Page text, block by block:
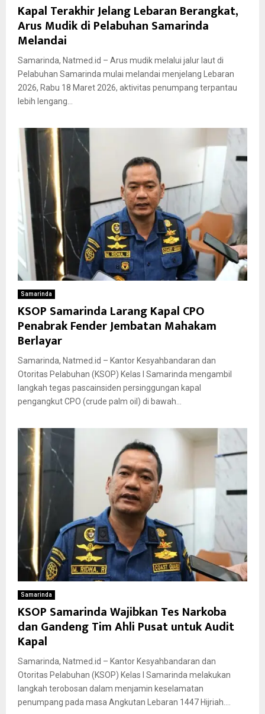
Kapal Terakhir Jelang Lebaran Berangkat,
Arus Mudik di Pelabuhan Samarinda
Melandai
Samarinda, Natmed.id – Arus mudik melalui jalur laut di
Pelabuhan Samarinda mulai melandai menjelang Lebaran
2026, Rabu 18 Maret 2026, aktivitas penumpang terpantau
lebih lengang...
Samarinda
KSOP Samarinda Larang Kapal CPO
Penabrak Fender Jembatan Mahakam
Berlayar
Samarinda, Natmed.id – Kantor Kesyahbandaran dan
Otoritas Pelabuhan (KSOP) Kelas I Samarinda mengambil
langkah tegas pascainsiden persinggungan kapal
pengangkut CPO (crude palm oil) di bawah...
Samarinda
KSOP Samarinda Wajibkan Tes Narkoba
dan Gandeng Tim Ahli Pusat untuk Audit
Kapal
Samarinda, Natmed.id – Kantor Kesyahbandaran dan
Otoritas Pelabuhan (KSOP) Kelas I Samarinda melakukan
langkah terobosan dalam menjamin keselamatan
penumpang pada masa Angkutan Lebaran 1447 Hijriah....